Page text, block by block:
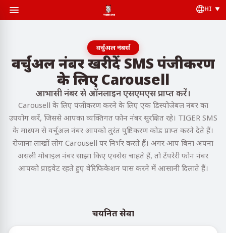
HI
वर्चुअल नंबर्स
वर्चुअल नंबर खरीदें SMS पंजीकरण
के लिए Carousell
आभासी नंबर से ऑनलाइन एसएमएस प्राप्त करें।
Carousell के लिए पंजीकरण करने के लिए एक डिस्पोजेबल नंबर का
उपयोग करें, जिससे आपका व्यक्तिगत फोन नंबर सुरक्षित रहे। TIGER SMS
के माध्यम से वर्चुअल नंबर आपको तुरंत पुष्टिकरण कोड प्राप्त करने देते हैं।
रोज़ाना लाखों लोग Carousell पर निर्भर करते हैं। अगर आप बिना अपना
असली मोबाइल नंबर साझा किए एक्सेस चाहते हैं, तो टेंपरेरी फोन नंबर
आपको प्राइवेट रहते हुए वेरिफिकेशन पास करने में आसानी दिलाते हैं।
चयनित सेवा